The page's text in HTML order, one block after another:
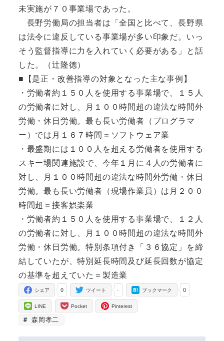
未実施が７０事業場であった。
長野労働局の担当者は「全国と比べて、長野県
は法令に違反している事業場が多い印象だ。いっ
そう監督指導に力を入れていく必要がある」と話
した。（辻隆徳）
■【是正・改善指導の対象となった主な事例】
・労働者約１５０人を使用する事業場で、１５人
の労働者に対し、月１００時間超の違法な時間外
労働・休日労働。最も長い労働者（プログラマ
ー）では月１６７時間＝ソフトウェア業
・最盛期には１００人を超える労働者を使用する
スキー場関連施設で、今年１月に４人の労働者に
対し、月１００時間超の違法な時間外労働・休日
労働。最も長い労働者（現場作業員）は月２００
時間超＝接客娯楽業
・労働者約１５０人を使用する事業場で、１２人
の労働者に対し、月１００時間超の違法な時間外
労働・休日労働。特別条項付き「３６協定」を締
結していたが、特別延長時間及び延長回数が協定
の基準を超えていた＝製造業
0
シェア -
ツイート 0
ブックマーク
LINE Pocket Pinterest
森岡孝二